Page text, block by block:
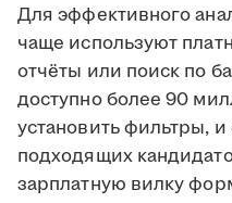
Для эффективного
чаще используют
отчёты или поиск по
доступно более 90
установить фильтры,
подходящих
зарплатную вилку